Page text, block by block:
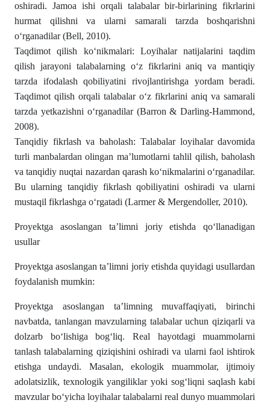
oshiradi. Jamoa ishi orqali talabalar bir-birlarining fikrlarini
hurmat qilishni va ularni samarali tarzda boshqarishni
o‘rganadilar (Bell, 2010).
Taqdimot qilish ko‘nikmalari: Loyihalar natijalarini taqdim
qilish jarayoni talabalarning o‘z fikrlarini aniq va mantiqiy
tarzda ifodalash qobiliyatini rivojlantirishga yordam beradi.
Taqdimot qilish orqali talabalar o‘z fikrlarini aniq va samarali
tarzda yetkazishni o‘rganadilar (Barron & Darling-Hammond,
2008).
Tanqidiy fikrlash va baholash: Talabalar loyihalar davomida
turli manbalardan olingan ma’lumotlarni tahlil qilish, baholash
va tanqidiy nuqtai nazardan qarash ko‘nikmalarini o‘rganadilar.
Bu ularning tanqidiy fikrlash qobiliyatini oshiradi va ularni
mustaqil fikrlashga o‘rgatadi (Larmer & Mergendoller, 2010).
Proyektga asoslangan ta’limni joriy etishda qo‘llanadigan
usullar
Proyektga asoslangan ta’limni joriy etishda quyidagi usullardan
foydalanish mumkin:
Proyektga asoslangan ta’limning muvaffaqiyati, birinchi
navbatda, tanlangan mavzularning talabalar uchun qiziqarli va
dolzarb bo‘lishiga bog‘liq. Real hayotdagi muammolarni
tanlash talabalarning qiziqishini oshiradi va ularni faol ishtirok
etishga undaydi. Masalan, ekologik muammolar, ijtimoiy
adolatsizlik, texnologik yangiliklar yoki sog‘liqni saqlash kabi
mavzular bo‘yicha loyihalar talabalarni real dunyo muammolari